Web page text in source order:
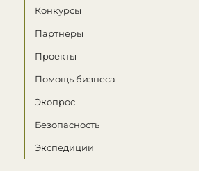
Конкурсы
Партнеры
Проекты
Помощь бизнеса
Экопрос
Безопасность
Экспедиции